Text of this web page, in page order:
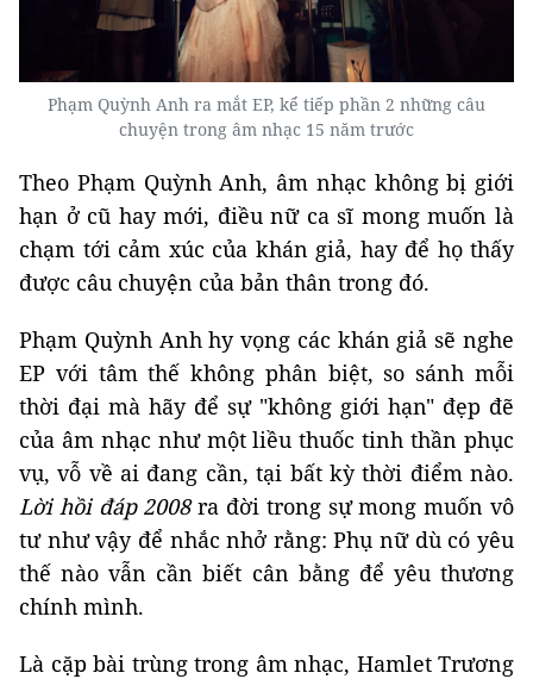
Phạm Quỳnh Anh ra mắt EP, kể tiếp phần 2 những câu
chuyện trong âm nhạc 15 năm trước
Theo Phạm Quỳnh Anh, âm nhạc không bị giới
hạn ở cũ hay mới, điều nữ ca sĩ mong muốn là
chạm tới cảm xúc của khán giả, hay để họ thấy
được câu chuyện của bản thân trong đó.
Phạm Quỳnh Anh hy vọng các khán giả sẽ nghe
EP với tâm thế không phân biệt, so sánh mỗi
thời đại mà hãy để sự "không giới hạn" đẹp đẽ
của âm nhạc như một liều thuốc tinh thần phục
vụ, vỗ về ai đang cần, tại bất kỳ thời điểm nào.
Lời hồi đáp 2008ra đời trong sự mong muốn vô
tư như vậy để nhắc nhở rằng: Phụ nữ dù có yêu
thế nào vẫn cần biết cân bằng để yêu thương
chính mình.
Là cặp bài trùng trong âm nhạc, Hamlet Trương